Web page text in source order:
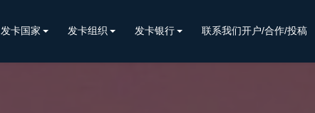
发卡国家 发卡组织 发卡银行 联系我们开户/合作/投稿